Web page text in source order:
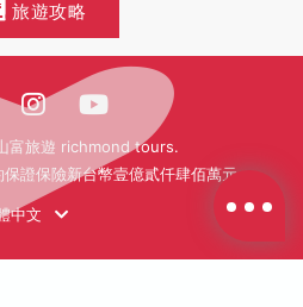
旅遊攻略
富旅遊 richmond tours.
證保險新台幣壹億貳仟肆佰萬元
中文